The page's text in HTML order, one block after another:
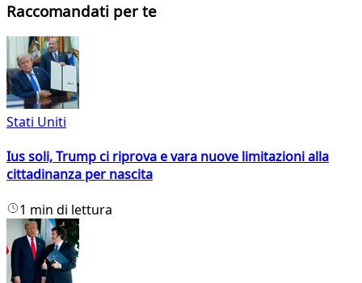
Raccomandati per te
Stati Uniti
Ius soli, Trump ci riprova e vara nuove limitazioni alla
cittadinanza per nascita
1 min di lettura